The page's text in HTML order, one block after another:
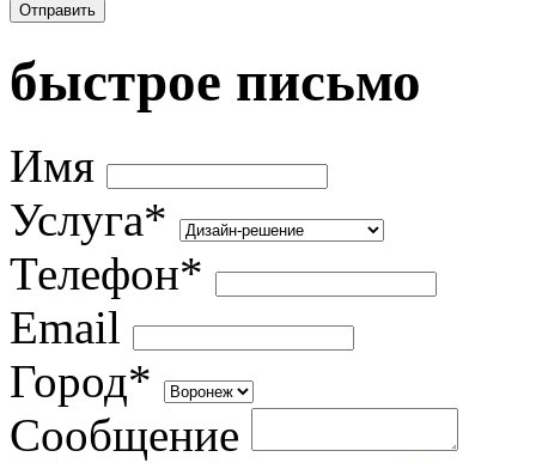
Отправить
быстрое письмо
Имя
Услуга*
Телефон*
Email
Город*
Сообщение